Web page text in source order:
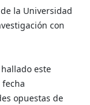
la Universidad
con
este
opuestas de